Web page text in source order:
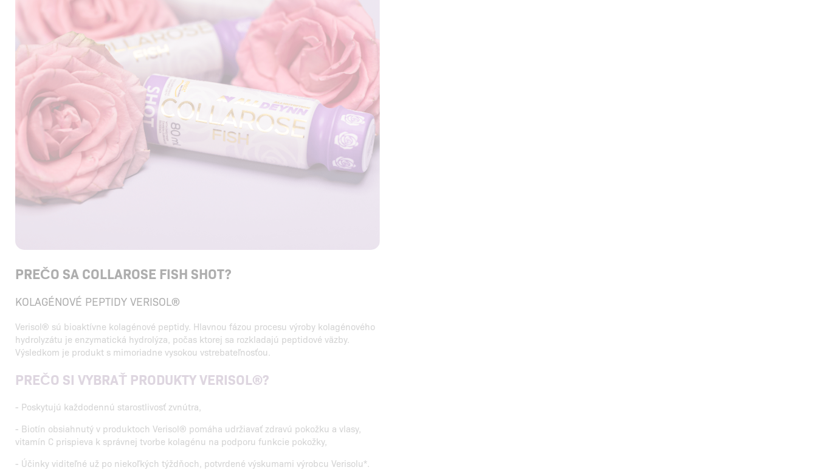
PREČO SA COLLAROSE FISH SHOT?
KOLAGÉNOVÉ PEPTIDY VERISOL®
Verisol® sú bioaktívne kolagénové peptidy. Hlavnou fázou procesu výroby kolagénového
hydrolyzátu je enzymatická hydrolýza, počas ktorej sa rozkladajú peptidové väzby.
Výsledkom je produkt s mimoriadne vysokou vstrebateľnosťou.
PREČO SI VYBRAŤ PRODUKTY VERISOL®?
- Poskytujú každodennú starostlivosť zvnútra,
- Biotín obsiahnutý v produktoch Verisol® pomáha udržiavať zdravú pokožku a vlasy,
vitamín C prispieva k správnej tvorbe kolagénu na podporu funkcie pokožky,
- Účinky viditeľné už po niekoľkých týždňoch, potvrdené výskumami výrobcu Verisolu*.